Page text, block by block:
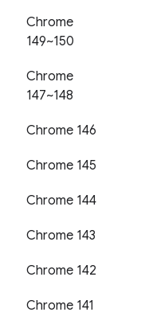
Chrome
149~150
Chrome
147~148
Chrome 146
Chrome 145
Chrome 144
Chrome 143
Chrome 142
Chrome 141